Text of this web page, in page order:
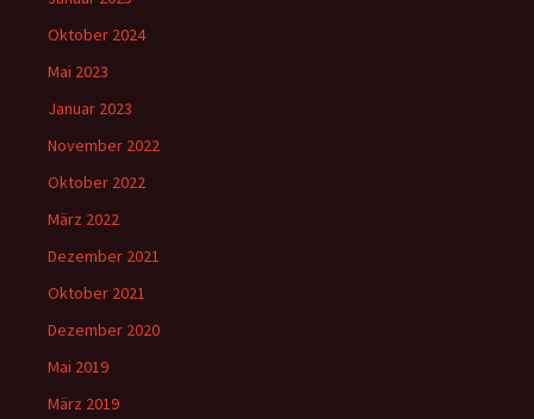
Oktober 2024
Mai 2023
Januar 2023
November 2022
Oktober 2022
März 2022
Dezember 2021
Oktober 2021
Dezember 2020
Mai 2019
März 2019